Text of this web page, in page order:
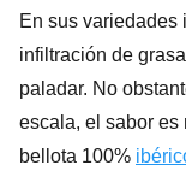
En sus variedades
infiltración de
paladar. No
escala, el sabor es
bellota 100%